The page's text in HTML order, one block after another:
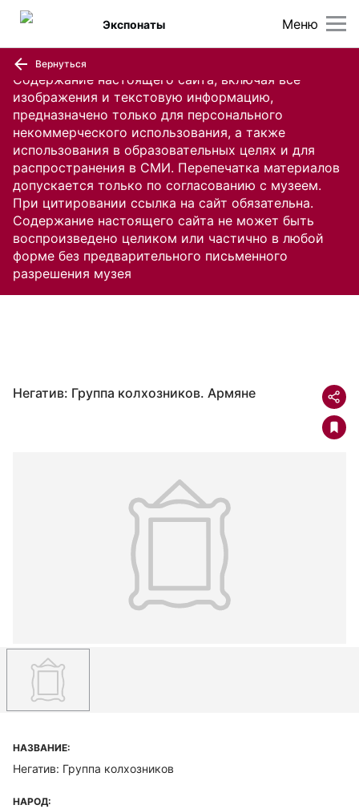
Содержание настоящего сайта, включая все
изображения и текстовую информацию,
предназначено только для персонального
некоммерческого использования, а также
использования в образовательных целях и для
распространения в СМИ. Перепечатка материалов
допускается только по согласованию с музеем.
При цитировании ссылка на сайт обязательна.
Содержание настоящего сайта не может быть
воспроизведено целиком или частично в любой
форме без предварительного письменного
разрешения музея
Меню
Экспонаты
Вернуться
Негатив: Группа колхозников. Армяне
НАЗВАНИЕ:
Негатив: Группа колхозников
НАРОД: